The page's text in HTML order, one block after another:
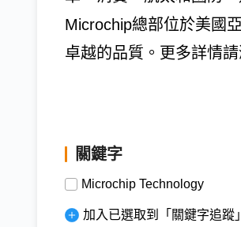
Microchip總部位於美國
卓越的品質。更多詳情
關鍵字
Microchip Technology
加入已選取到「關鍵字追蹤」